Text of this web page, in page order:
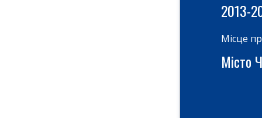
2013-
Місце
Місто